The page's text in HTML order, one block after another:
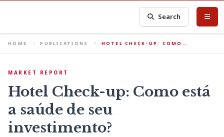
Search
HOME PUBLICATIONS HOTEL CHECK-UP: COMO…
MARKET REPORT
Hotel Check-up: Como está
a saúde de seu
investimento?